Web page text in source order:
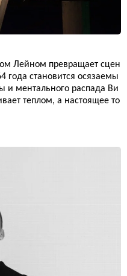
Лейном превращает сцен
года становится осязаемы
и ментального распада Ви
теплом, а настоящее то